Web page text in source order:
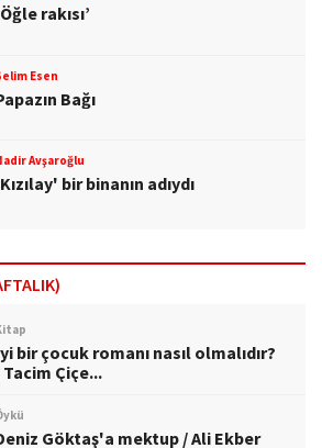
rakısı’
Esen
Bağı
Avşaroğlu
bir binanın adıydı
bir çocuk romanı nasıl olmalıdır?
Tacim Çiçe...
Göktaş'a mektup / Ali Ekber